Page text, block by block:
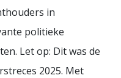
in
politieke
Let op: Dit was de
2025. Met